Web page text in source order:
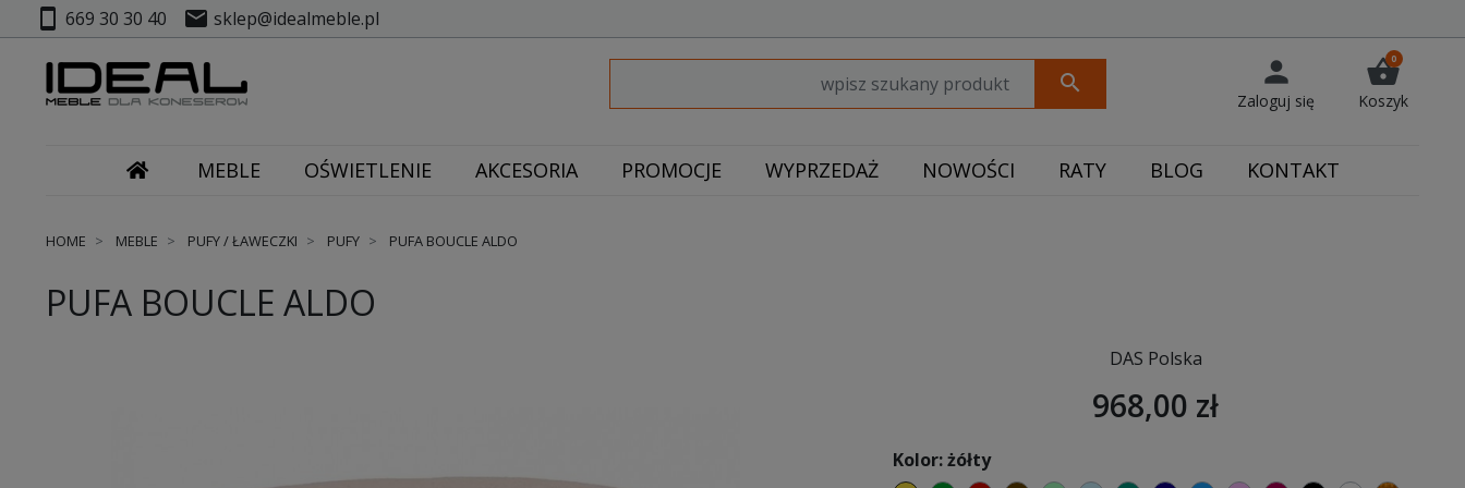
smartphone 669 30 30 40 mail sklep@idealmeble.pl
search person
Zaloguj się
shopping_basket
0
Koszyk
MEBLE OŚWIETLENIE AKCESORIA PROMOCJE WYPRZEDAŻ NOWOŚCI RATY BLOG KONTAKT
HOME MEBLE PUFY / ŁAWECZKI PUFY PUFA BOUCLE ALDO
PUFA BOUCLE ALDO
DAS Polska
968,00 zł
Kolor: żółty